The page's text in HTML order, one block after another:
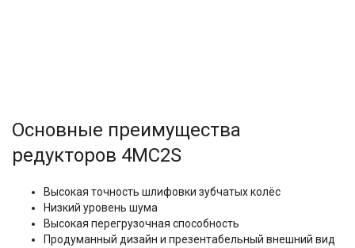
Основные преимущества
редукторов 4MC2S
Высокая точность шлифовки зубчатых колёс
Низкий уровень шума
Высокая перегрузочная способность
Продуманный дизайн и презентабельный внешний вид